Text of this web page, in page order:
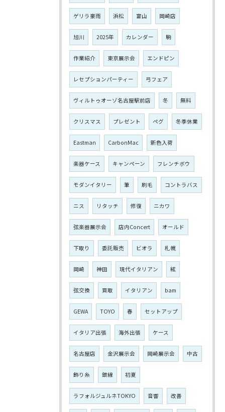
ゲリラ豪雨 浜松 富山 岡崎店
旭川 2025年 カレンダー 駒
作業紹介 東京展示会 エンドピン
レセプションパーティー 弓フェア
ヴィルトゥオーゾ名古屋駅前店 冬 無料
クリスマス プレゼント ペグ 冬季休業
Eastman CarbonMac 新色入荷
楽器ケース キャンペーン フレンチボウ
モダンイタリー 筆 刷毛 コントラバス
ニス リタッチ 修復 ニカワ
弦楽器展示会 店内Concert オールド
下取り 委託販売 ビオラ 札幌
岡崎 神田 現代イタリアン 絃
弦交換 買取 イタリアン bam
GEWA TOYO 春 セットアップ
イタリア出張 海外出張 ケース
名古屋店 金沢展示会 岡崎展示会 中古
飾り糸 銀線 初夏
ラフォルジュルネTOKYO 音響 改善